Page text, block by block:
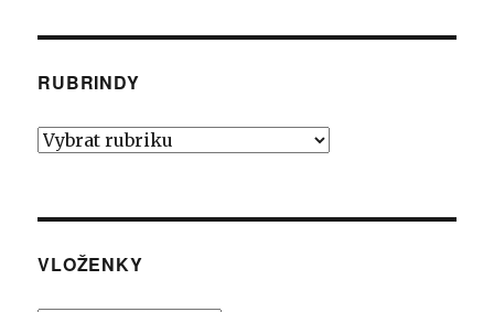
RUBRINDY
Rubrindy
VLOŽENKY